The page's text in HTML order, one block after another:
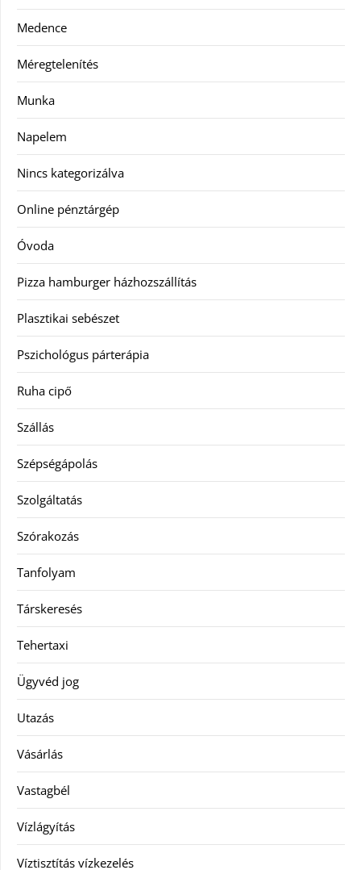
Medence
Méregtelenítés
Munka
Napelem
Nincs kategorizálva
Online pénztárgép
Óvoda
Pizza hamburger házhozszállítás
Plasztikai sebészet
Pszichológus párterápia
Ruha cipő
Szállás
Szépségápolás
Szolgáltatás
Szórakozás
Tanfolyam
Társkeresés
Tehertaxi
Ügyvéd jog
Utazás
Vásárlás
Vastagbél
Vízlágyítás
Víztisztítás vízkezelés